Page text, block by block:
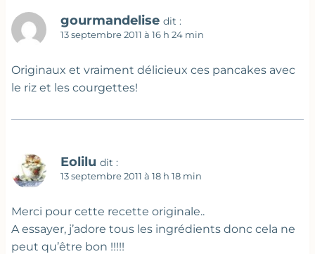
gourmandelise dit :
13 septembre 2011 à 16 h 24 min
Originaux et vraiment délicieux ces pancakes avec
le riz et les courgettes!
Eolilu dit :
13 septembre 2011 à 18 h 18 min
Merci pour cette recette originale..
A essayer, j’adore tous les ingrédients donc cela ne
peut qu’être bon !!!!!